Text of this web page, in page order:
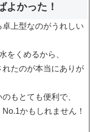
よかった！
上型なのがうれしい
をくめるから、
れたのが本当にありが
もとても便利で、
No.1かもしれません！